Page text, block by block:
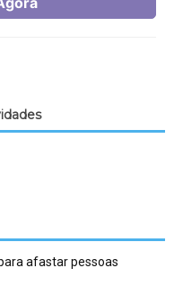
afastar pessoas